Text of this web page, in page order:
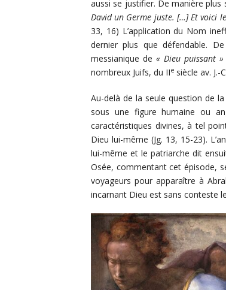
aussi se justifier. De manière
David un Germe juste. […] Et voici
33, 16) L’application du Nom
dernier plus que défendable.
messianique de« Dieu puissant »
nombreux Juifs, du IIe siècle av. J.-
Au-delà de la seule question de
sous une figure humaine ou
caractéristiques divines, à tel
Dieu lui-même (Jg. 13, 15-23).
lui-même et le patriarche dit
Osée, commentant cet épisode,
voyageurs pour apparaître à
incarnant Dieu est sans conteste